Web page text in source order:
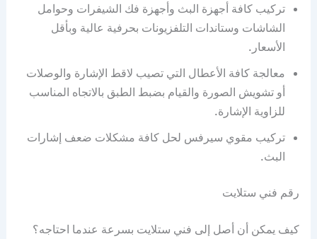
تركيب كافة أجهزة البث وأجهزة فك الشيفرات وحوامل
الشاشات وستاندات التلفزيونات بحرفية عالية وبأقل
الأسعار.
معالجة كافة الأعطال التي تصيب لاقط الإشارة والوصلات
أو تشويش الصورة والقيام بضبط الطبق بالاتجاه المناسب
للزاوية الإشارة.
تركيب مقوي سيرفس لحل كافة مشكلات ضعف إشارات
البث.
رقم فني ستلايت
كيف يمكن أن أصل إلى فني ستلايت بسرعة عندما احتاجه؟